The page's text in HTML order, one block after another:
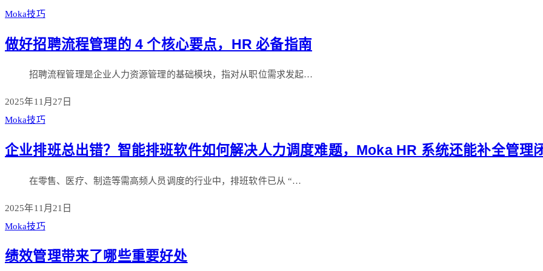
Moka技巧
做好招聘流程管理的 4 个核心要点，HR 必备指南
招聘流程管理是企业人力资源管理的基础模块，指对从职位需求发起…
2025年11月27日
Moka技巧
企业排班总出错？智能排班软件如何解决人力调度难题，Moka HR 系统还能补全管理
在零售、医疗、制造等需高频人员调度的行业中，排班软件已从 “…
2025年11月21日
Moka技巧
绩效管理带来了哪些重要好处